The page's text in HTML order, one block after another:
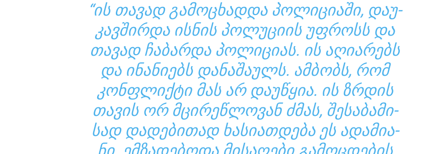
“ᲘᲡ ᲗᲐ­ᲕᲐᲓ ᲒᲐ­ᲛᲝ­ᲪᲮᲐᲓ­ᲓᲐ ᲞᲝ­ᲚᲘ­ᲪᲘ­Ა­ᲨᲘ, ᲓᲐ­Უ­
ᲙᲐᲕ­ᲨᲘᲠ­ᲓᲐ ᲘᲡ­ᲜᲘᲡ ᲞᲝ­ᲚᲣ­ᲪᲘ­ᲘᲡ ᲣᲤ­ᲠᲝᲡᲡ ᲓᲐ
ᲗᲐ­ᲕᲐᲓ ᲩᲐ­ᲑᲐᲠ­ᲓᲐ ᲞᲝ­ᲚᲘ­ᲪᲘ­ᲐᲡ. ᲘᲡ ᲐᲦᲘ­Ა­ᲠᲔᲑᲡ
ᲓᲐ ᲘᲜᲐ­ᲜᲘ­ᲔᲑᲡ ᲓᲐ­ᲜᲐ­ᲨᲐ­ᲣᲚᲡ. ᲐᲛ­ᲑᲝᲑᲡ, ᲠᲝᲛ
ᲙᲝᲜ­ᲤᲚᲘᲥ­ᲢᲘ ᲛᲐᲡ ᲐᲠ ᲓᲐ­Უ­ᲬᲧᲘᲐ. ᲘᲡ ᲖᲠᲓᲘᲡ
ᲗᲐ­ᲕᲘᲡ ᲝᲠ ᲛᲪᲘ­ᲠᲔ­ᲬᲚᲝ­ᲕᲐᲜ ᲫᲛᲐᲡ, ᲨᲔ­ᲡᲐ­ᲑᲐ­ᲛᲘ­
ᲡᲐᲓ ᲓᲐ­ᲓᲔ­ᲑᲘ­ᲗᲐᲓ ᲮᲐ­ᲡᲘ­ᲐᲗ­ᲓᲔ­ᲑᲐ ᲔᲡ ᲐᲓᲐ­ᲛᲘ­Ა­